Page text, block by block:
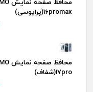
16promax(پرایوسی)
17pro(شفاف)